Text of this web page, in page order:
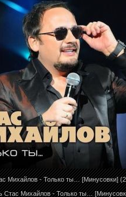
Михайлов - Только ты… [Минусовки]
Стас Михайлов - Только ты…